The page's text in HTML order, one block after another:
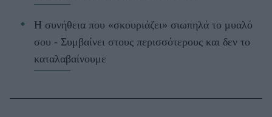
Η συνήθεια που «σκουριάζει» σιωπηλά το μυαλό
σου - Συμβαίνει στους περισσότερους και δεν το
καταλαβαίνουμε